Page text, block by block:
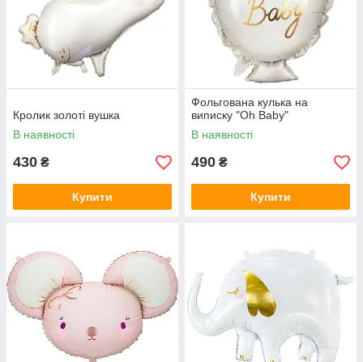
Кролик золоті вушка
В наявності
430 ₴
Купити
Фольгована кулька на
виписку "Oh Baby"
В наявності
490 ₴
Купити